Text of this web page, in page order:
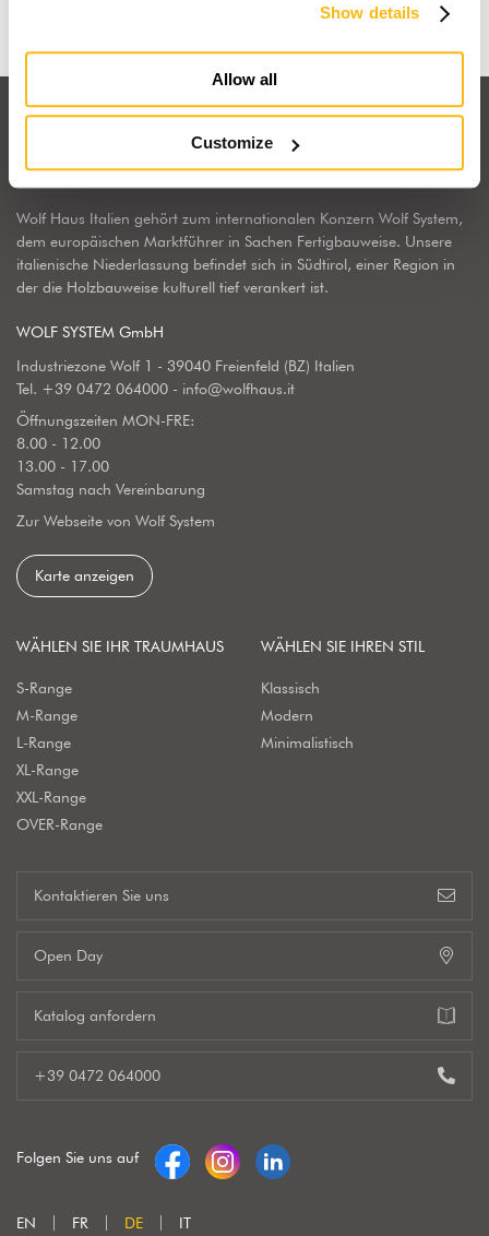
Show details
Allow all
Customize
Wolf Haus Italien gehört zum internationalen Konzern Wolf System,
dem europäischen Marktführer in Sachen Fertigbauweise. Unsere
italienische Niederlassung befindet sich in Südtirol, einer Region in
der die Holzbauweise kulturell tief verankert ist.
WOLF SYSTEM GmbH
Industriezone Wolf 1 - 39040 Freienfeld (BZ) Italien
Tel. +39 0472 064000 - info@wolfhaus.it
Öffnungszeiten MON-FRE:
8.00 - 12.00
13.00 - 17.00
Samstag nach Vereinbarung
Zur Webseite von Wolf System
Karte anzeigen
WÄHLEN SIE IHR TRAUMHAUS
S-Range
M-Range
L-Range
XL-Range
XXL-Range
OVER-Range
WÄHLEN SIE IHREN STIL
Klassisch
Modern
Minimalistisch
Kontaktieren Sie uns
Open Day
Katalog anfordern
+39 0472 064000
Folgen Sie uns auf
EN FR DE IT